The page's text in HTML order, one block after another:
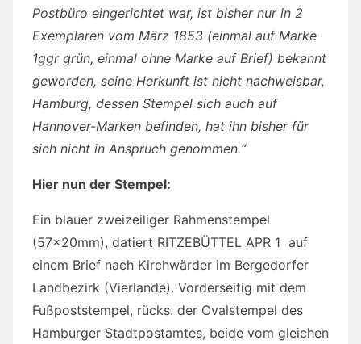
Postbüro eingerichtet war, ist bisher nur in 2
Exemplaren vom März 1853 (einmal auf Marke
1ggr grün, einmal ohne Marke auf Brief) bekannt
geworden, seine Herkunft ist nicht nachweisbar,
Hamburg, dessen Stempel sich auch auf
Hannover-Marken befinden, hat ihn bisher für
sich nicht in Anspruch genommen.“
Hier nun der Stempel:
Ein blauer zweizeiliger Rahmenstempel
(57x20mm), datiert RITZEBÜTTEL APR 1 auf
einem Brief nach Kirchwärder im Bergedorfer
Landbezirk (Vierlande). Vorderseitig mit dem
Fußpoststempel, rücks. der Ovalstempel des
Hamburger Stadtpostamtes, beide vom gleichen